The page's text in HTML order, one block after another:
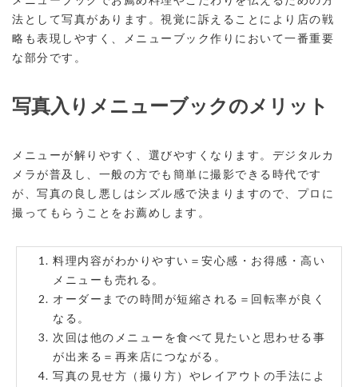
法として写真があります。視覚に訴えることにより店の戦
略も表現しやすく、メニューブック作りにおいて一番重要
な部分です。
写真入りメニューブックのメリット
メニューが解りやすく、選びやすくなります。デジタルカ
メラが普及し、一般の方でも簡単に撮影できる時代です
が、写真の良し悪しはシズル感で決まりますので、プロに
撮ってもらうことをお薦めします。
料理内容がわかりやすい＝安心感・お得感・高い
メニューも売れる。
オーダーまでの時間が短縮される＝回転率が良く
なる。
次回は他のメニューを食べて見たいと思わせる事
が出来る＝再来店につながる。
写真の見せ方（撮り方）やレイアウトの手法によ